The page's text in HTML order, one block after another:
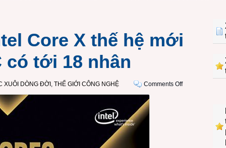
Core X thế hệ mới
có tới 18 nhân
XUÔI DÒNG ĐỜI , THẾ GIỚI CÔNG NGHỆ Comments Offon